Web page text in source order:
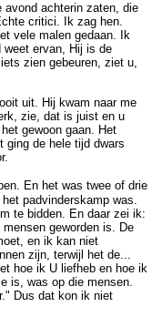
achterin zaten, die
critici. Ik zag hen.
vele malen gedaan. Ik
weet ervan, Hij is de
zien gebeuren, ziet u,
uit. Hij kwam naar me
zie, dat is juist en u
gewoon gaan. Het
ging de hele tijd dwars
En het was twee of drie
padvinderskamp was.
te bidden. En daar zei ik:
geworden is. De
en ik kan niet
zijn, terwijl het de...
hoe ik U liefheb en hoe ik
is, was op die mensen.
Dus dat kon ik niet